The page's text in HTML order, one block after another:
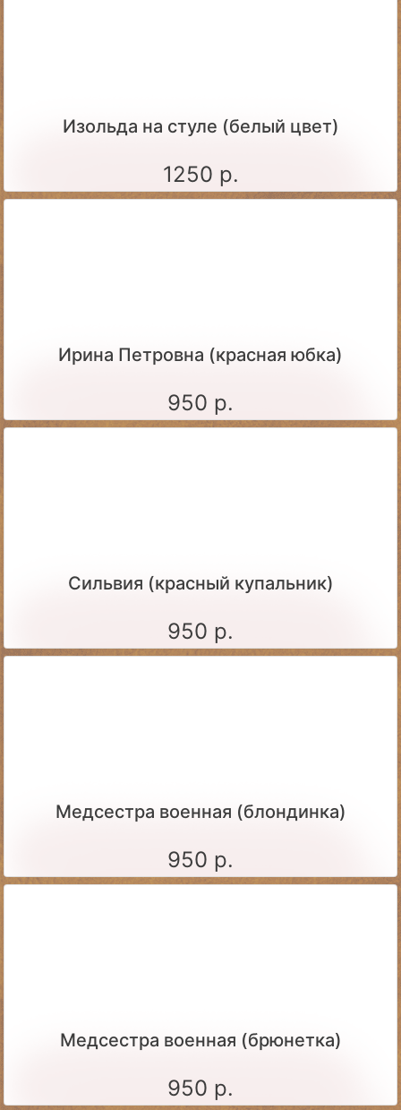
Изольда на стуле (белый цвет)
1250 р.
Ирина Петровна (красная юбка)
950 р.
Сильвия (красный купальник)
950 р.
Медсестра военная (блондинка)
950 р.
Медсестра военная (брюнетка)
950 р.